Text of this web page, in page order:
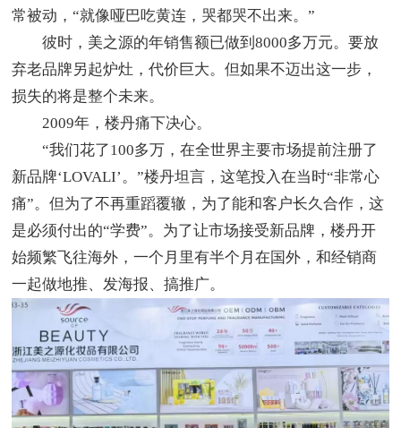
常被动，“就像哑巴吃黄连，哭都哭不出来。”
彼时，美之源的年销售额已做到8000多万元。要放
弃老品牌另起炉灶，代价巨大。但如果不迈出这一步，
损失的将是整个未来。
2009年，楼丹痛下决心。
“我们花了100多万，在全世界主要市场提前注册了
新品牌‘LOVALI’。”楼丹坦言，这笔投入在当时“非常心
痛”。但为了不再重蹈覆辙，为了能和客户长久合作，这
是必须付出的“学费”。为了让市场接受新品牌，楼丹开
始频繁飞往海外，一个月里有半个月在国外，和经销商
一起做地推、发海报、搞推广。